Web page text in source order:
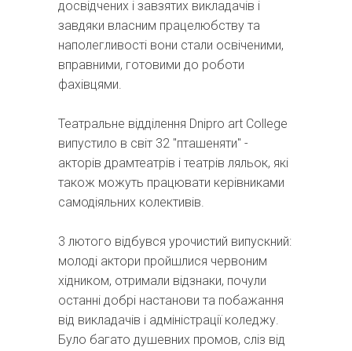
досвідчених і завзятих викладачів і
завдяки власним працелюбству та
наполегливості вони стали освіченими,
вправними, готовими до роботи
фахівцями.
Театральне відділення Dnipro art College
випустило в світ 32 "пташеняти" -
акторів драмтеатрів і театрів ляльок, які
також можуть працювати керівниками
самодіяльних колективів.
3 лютого відбувся урочистий випускний:
молоді актори пройшлися червоним
хідником, отримали відзнаки, почули
останні добрі настанови та побажання
від викладачів і адміністрації коледжу.
Було багато душевних промов, сліз від